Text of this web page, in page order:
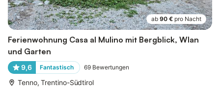
ab 90 € pro Nacht
Ferienwohnung Casa al Mulino mit Bergblick, Wlan
und Garten
9,6 Fantastisch 69 Bewertungen
Tenno, Trentino-Südtirol